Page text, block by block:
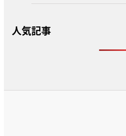
人気記事